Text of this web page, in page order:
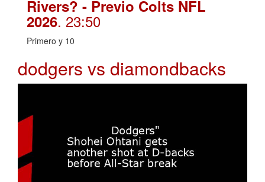
Rivers? - Previo Colts NFL
2026. 23:50
Primero y 10
dodgers vs diamondbacks